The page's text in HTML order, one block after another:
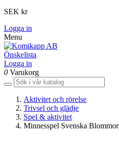
SEK kr
Logga in
Menu
Önskelista
Logga in
0 Varukorg
Aktivitet och rörelse
Trivsel och glädje
Spel & aktivitet
Minnesspel Svenska Blommor